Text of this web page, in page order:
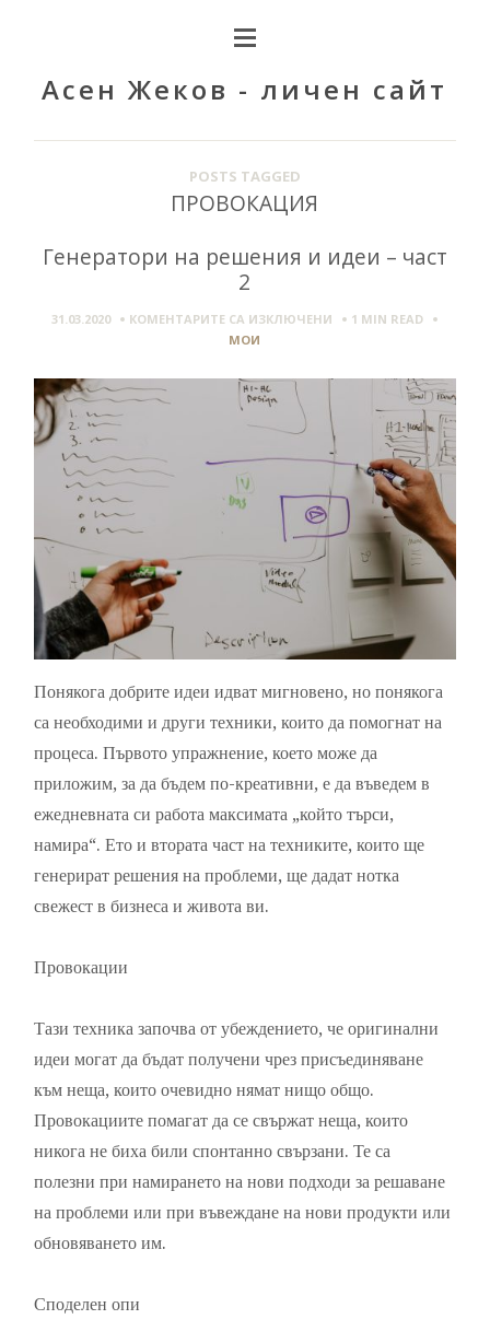
Асен Жеков - личен сайт
POSTS TAGGED
ПРОВОКАЦИЯ
Генератори на решения и идеи – част
2
31.03.2020 КОМЕНТАРИТЕ СА ИЗКЛЮЧЕНИЗА
РЕШЕНИЯ
ИДЕИ
–
ЧАСТ
1 MIN READ
МОИ
Понякога добрите идеи идват мигновено, но понякога
са необходими и други техники, които да помогнат на
процеса. Първото упражнение, което може да
приложим, за да бъдем по-креативни, е да въведем в
ежедневната си работа максимата „който търси,
намира“. Ето и втората част на техниките, които ще
генерират решения на проблеми, ще дадат нотка
свежест в бизнеса и живота ви.
Провокации
Тази техника започва от убеждението, че оригинални
идеи могат да бъдат получени чрез присъединяване
към неща, които очевидно нямат нищо общо.
Провокациите помагат да се свържат неща, които
никога не биха били спонтанно свързани. Те са
полезни при намирането на нови подходи за решаване
на проблеми или при въвеждане на нови продукти или
обновяването им.
Споделен опи